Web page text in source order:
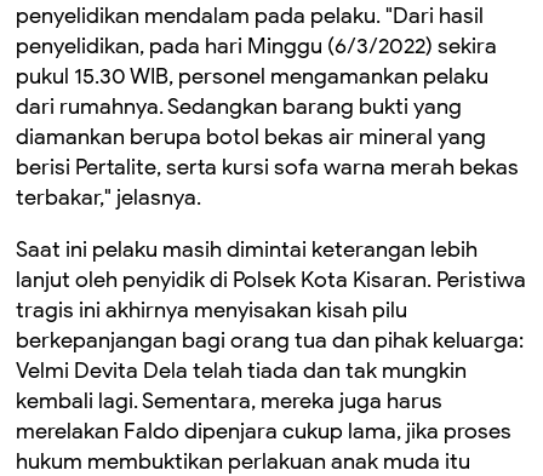
penyelidikan mendalam pada pelaku. "Dari hasil
penyelidikan, pada hari Minggu (6/3/2022) sekira
pukul 15.30 WIB, personel mengamankan pelaku
dari rumahnya. Sedangkan barang bukti yang
diamankan berupa botol bekas air mineral yang
berisi Pertalite, serta kursi sofa warna merah bekas
terbakar," jelasnya.
Saat ini pelaku masih dimintai keterangan lebih
lanjut oleh penyidik di Polsek Kota Kisaran. Peristiwa
tragis ini akhirnya menyisakan kisah pilu
berkepanjangan bagi orang tua dan pihak keluarga:
Velmi Devita Dela telah tiada dan tak mungkin
kembali lagi. Sementara, mereka juga harus
merelakan Faldo dipenjara cukup lama, jika proses
hukum membuktikan perlakuan anak muda itu